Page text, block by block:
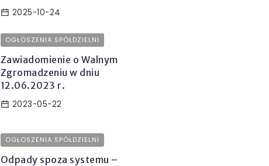
2025-10-24
OGŁOSZENIA SPÓŁDZIELNI
Zawiadomienie o Walnym
Zgromadzeniu w dniu
12.06.2023 r.
2023-05-22
OGŁOSZENIA SPÓŁDZIELNI
Odpady spoza systemu –